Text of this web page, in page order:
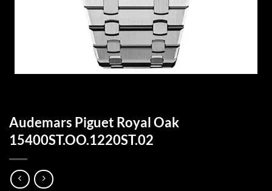
Audemars Piguet Royal Oak
15400ST.OO.1220ST.02